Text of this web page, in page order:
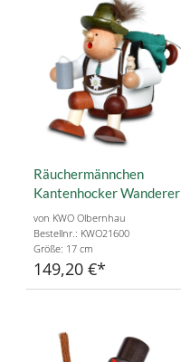
Räuchermännchen
Kantenhocker Wanderer
von KWO Olbernhau
Bestellnr.: KWO21600
Größe: 17 cm
149,20 €